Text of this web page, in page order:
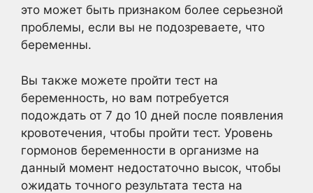
это может быть признаком более серьезной
проблемы, если вы не подозреваете, что
беременны.
Вы также можете пройти тест на
беременность, но вам потребуется
подождать от 7 до 10 дней после появления
кровотечения, чтобы пройти тест. Уровень
гормонов беременности в организме на
данный момент недостаточно высок, чтобы
ожидать точного результата теста на